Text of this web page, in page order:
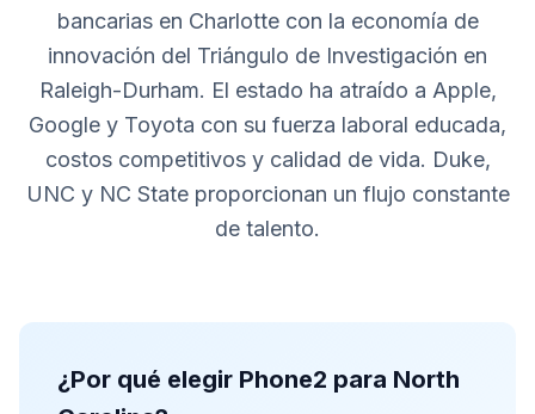
bancarias en Charlotte con la economía de
innovación del Triángulo de Investigación en
Raleigh-Durham. El estado ha atraído a Apple,
Google y Toyota con su fuerza laboral educada,
costos competitivos y calidad de vida. Duke,
UNC y NC State proporcionan un flujo constante
de talento.
¿Por qué elegir Phone2 para North